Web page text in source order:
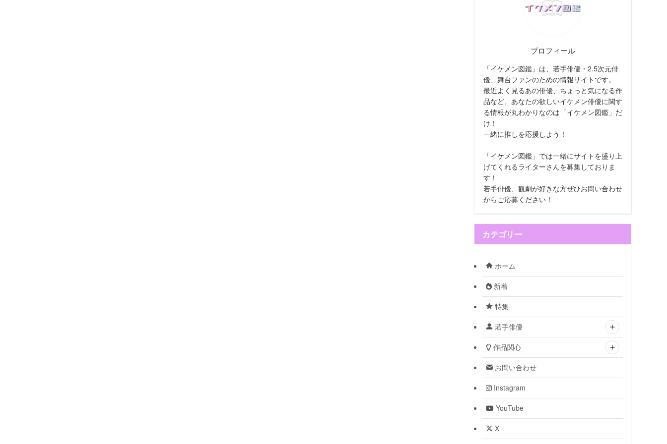
プロフィール
「イケメン図鑑」は、若手俳優・2.5次元俳
優、舞台ファンのための情報サイトです。
最近よく見るあの俳優、ちょっと気になる作
品など、あなたの欲しいイケメン俳優に関す
る情報が丸わかりなのは「イケメン図鑑」だ
け！
一緒に推しを応援しよう！
「イケメン図鑑」では一緒にサイトを盛り上
げてくれるライターさんを募集しておりま
す！
若手俳優、観劇が好きな方ぜひお問い合わせ
からご応募ください！
カテゴリー
ホーム
新着
特集
若手俳優
作品関心
お問い合わせ
Instagram
YouTube
X